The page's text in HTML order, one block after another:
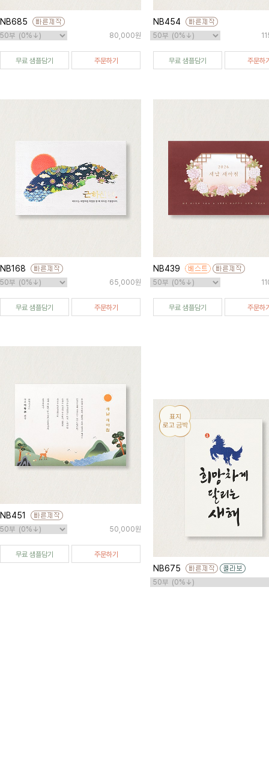
NB685
80,000원
무료 샘플담기 주문하기
NB454
무료 샘플담기 주문하
NB168
65,000원
무료 샘플담기 주문하기
NB439
무료 샘플담기 주문하
NB451
50,000원
무료 샘플담기 주문하기
NB675